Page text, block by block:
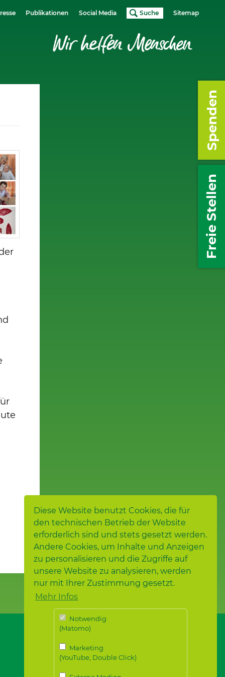
Diese Website benutzt Cookies, die für
den technischen Betrieb der Website
erforderlich sind und stets gesetzt werden.
Andere Cookies, um Inhalte und Anzeigen
zu personalisieren und die Zugriffe auf
unsere Website zu analysieren, werden
nur mit Ihrer Zustimmung gesetzt.
Mehr Infos
Notwendig
(Matomo)
Marketing
(YouTube, Double Click)
Publikationen Social Media Suche Sitemap
Spenden
Freie Stellen